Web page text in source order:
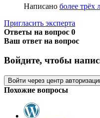
Написано более трёх
Пригласить эксперта
Ответы на вопрос 0
Ваш ответ на вопрос
Войдите, чтобы
Войти через центр
Похожие вопросы